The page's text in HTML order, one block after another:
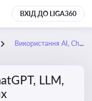
ВХІД ДО LIGA360
Використання AI, ChatGPT, LLM, чат-ботів в компаніях
LLM,